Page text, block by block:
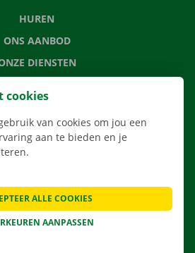
HUREN
ONS AANBOD
DIENSTEN
ONS
VRAGEN
cookies
van cookies om jou een
aan te bieden en je
AANPASSEN
ALLE COOKIES